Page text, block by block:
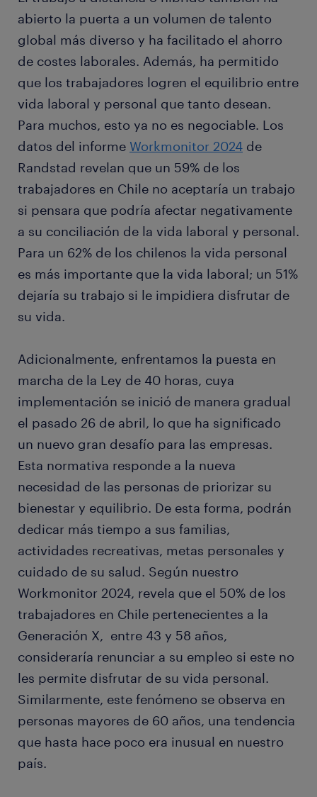
abierto la puerta a un volumen de talento
global más diverso y ha facilitado el ahorro
de costes laborales. Además, ha permitido
que los trabajadores logren el equilibrio entre
vida laboral y personal que tanto desean.
Para muchos, esto ya no es negociable. Los
datos del informe Workmonitor 2024 de
Randstad revelan que un 59% de los
trabajadores en Chile no aceptaría un trabajo
si pensara que podría afectar negativamente
a su conciliación de la vida laboral y personal.
Para un 62% de los chilenos la vida personal
es más importante que la vida laboral; un 51%
dejaría su trabajo si le impidiera disfrutar de
su vida.
Adicionalmente, enfrentamos la puesta en
marcha de la Ley de 40 horas, cuya
implementación se inició de manera gradual
el pasado 26 de abril, lo que ha significado
un nuevo gran desafío para las empresas.
Esta normativa responde a la nueva
necesidad de las personas de priorizar su
bienestar y equilibrio. De esta forma, podrán
dedicar más tiempo a sus familias,
actividades recreativas, metas personales y
cuidado de su salud. Según nuestro
Workmonitor 2024, revela que el 50% de los
trabajadores en Chile pertenecientes a la
Generación X, entre 43 y 58 años,
consideraría renunciar a su empleo si este no
les permite disfrutar de su vida personal.
Similarmente, este fenómeno se observa en
personas mayores de 60 años, una tendencia
que hasta hace poco era inusual en nuestro
país.